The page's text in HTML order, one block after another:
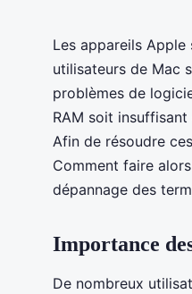
Les appareils
utilisateurs de Mac
problèmes de
RAM soit
Afin de résoudre
Comment faire
dépannage des
Importance
De nombreux